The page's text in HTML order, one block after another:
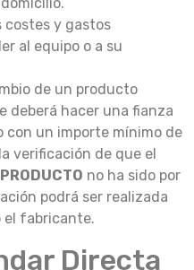
costes y gastos
al equipo o a su
de un producto
deberá hacer una fianza
con un importe mínimo de
verificación de que el
no ha sido por
podrá ser realizada
el fabricante.
Directa